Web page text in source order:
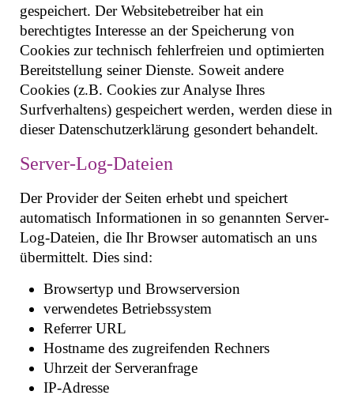
gespeichert. Der Websitebetreiber hat ein
berechtigtes Interesse an der Speicherung von
Cookies zur technisch fehlerfreien und optimierten
Bereitstellung seiner Dienste. Soweit andere
Cookies (z.B. Cookies zur Analyse Ihres
Surfverhaltens) gespeichert werden, werden diese in
dieser Datenschutzerklärung gesondert behandelt.
Server-Log-Dateien
Der Provider der Seiten erhebt und speichert
automatisch Informationen in so genannten Server-
Log-Dateien, die Ihr Browser automatisch an uns
übermittelt. Dies sind:
Browsertyp und Browserversion
verwendetes Betriebssystem
Referrer URL
Hostname des zugreifenden Rechners
Uhrzeit der Serveranfrage
IP-Adresse